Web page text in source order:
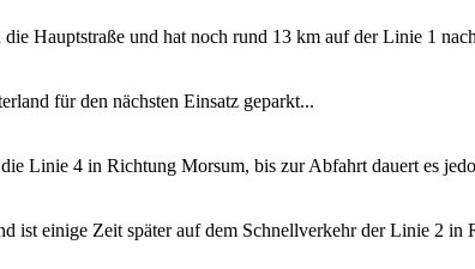
Hauptstraße und hat noch rund 13 km auf der Linie 1
für den nächsten Einsatz geparkt...
Linie 4 in Richtung Morsum, bis zur Abfahrt dauert es
ist einige Zeit später auf dem Schnellverkehr der Linie 2 in